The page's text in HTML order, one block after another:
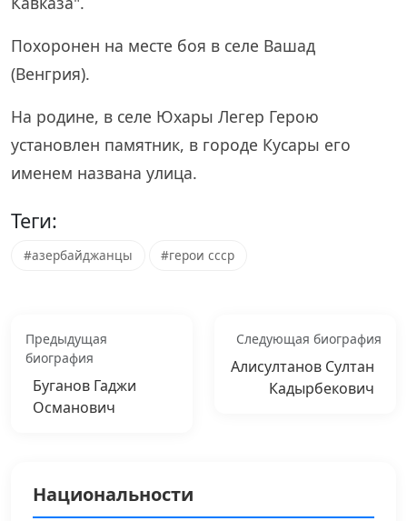
Похоронен на месте боя в селе Вашад
(Венгрия).
На родине, в селе Юхары Легер Герою
установлен памятник, в городе Кусары его
именем названа улица.
Теги:
#азербайджанцы #герои ссср
Предыдущая
биография
Буганов Гаджи
Османович
Следующая биография
Алисултанов Султан
Кадырбекович
Национальности